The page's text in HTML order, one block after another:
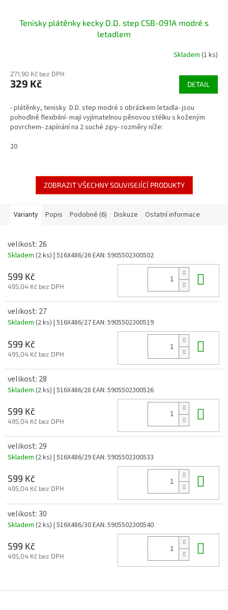
Tenisky plátěnky kecky D.D. step CSB-091A modré s
letadlem
Skladem (1 ks)
271,90 Kč bez DPH
329 Kč DETAIL
- plátěnky, tenisky D.D. step modré s obrázkem letadla- jsou
pohodlně flexibilní- mají vyjímatelnou pěnovou stélku s koženým
povrchem- zapínání na 2 suché zipy- rozměry níže:
20
ZOBRAZIT VŠECHNY SOUVISEJÍCÍ PRODUKTY
Varianty Popis Podobné (6) Diskuze Ostatní informace
velikost: 26
Skladem (2 ks) | 516X486/26EAN: 5905502300502
599 Kč
495,04 Kč bez DPH
velikost: 27
Skladem (2 ks) | 516X486/27EAN: 5905502300519
599 Kč
495,04 Kč bez DPH
velikost: 28
Skladem (2 ks) | 516X486/28 EAN: 5905502300526
599 Kč
495,04 Kč bez DPH
velikost: 29
Skladem (2 ks) | 516X486/29EAN: 5905502300533
599 Kč
495,04 Kč bez DPH
velikost: 30
Skladem (2 ks) | 516X486/30EAN: 5905502300540
599 Kč
495,04 Kč bez DPH